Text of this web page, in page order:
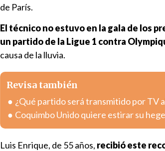
de París.
El técnico no estuvo en la gala de los
un partido de la Ligue 1 contra
causa de la lluvia.
Revisa también
¿Qué partido será transmitido por TV
Coquimbo Unido quiere estirar su
Luis Enrique, de 55 años, recibió este